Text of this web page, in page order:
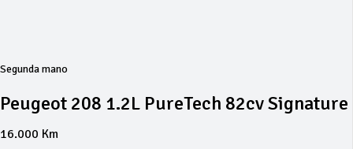
Segunda mano
Peugeot 208 1.2L PureTech 82cv Signature
16.000 Km